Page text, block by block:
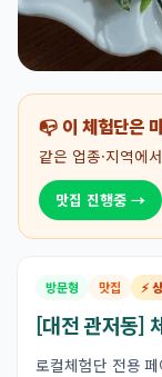
📭 이 체험단은
같은 업종·지역에
맛집 진행중 →
방문형 맛집 ⚡
[대전 관저동]
로컬체험단 전용